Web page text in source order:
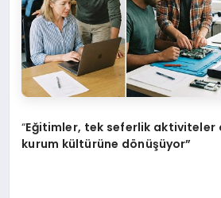
“Eğitimler, tek seferlik aktiviteler
kurum kültürüne dönüşüyor”